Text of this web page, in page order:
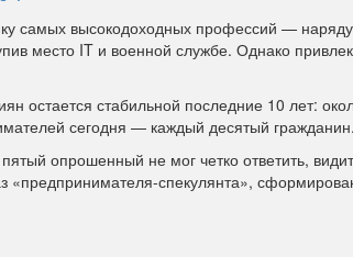
самых высокодоходных профессий —
место IT и военной службе. Однако
остается стабильной последние 10 лет:
сегодня — каждый десятый гражданин.
опрошенный не мог четко ответить,
«предпринимателя-спекулянта»,